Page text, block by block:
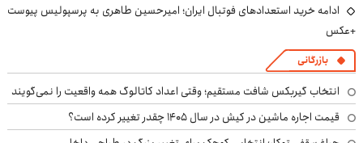
ادامه خرید استعدادهای فوتبال ایران؛ امیرحسین طاهری به پرسپولیس پیوست
+عکس
بازرگانی
انتخاب گیربکس شافت مستقیم؛ وقتی اعداد کاتالوگ همه واقعیت را نمی‌گویند
قیمت اجاره ماشین در کیش در سال ۱۴۰۵ چقدر تغییر کرده است؟